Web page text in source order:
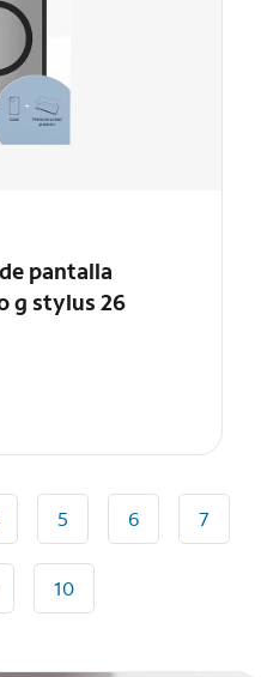
pantalla
g stylus 26
5 6 7
10